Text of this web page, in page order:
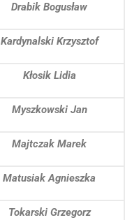
Drabik Bogusław
Kardynalski Krzysztof
Kłosik Lidia
Myszkowski Jan
Majtczak Marek
Matusiak Agnieszka
Tokarski Grzegorz